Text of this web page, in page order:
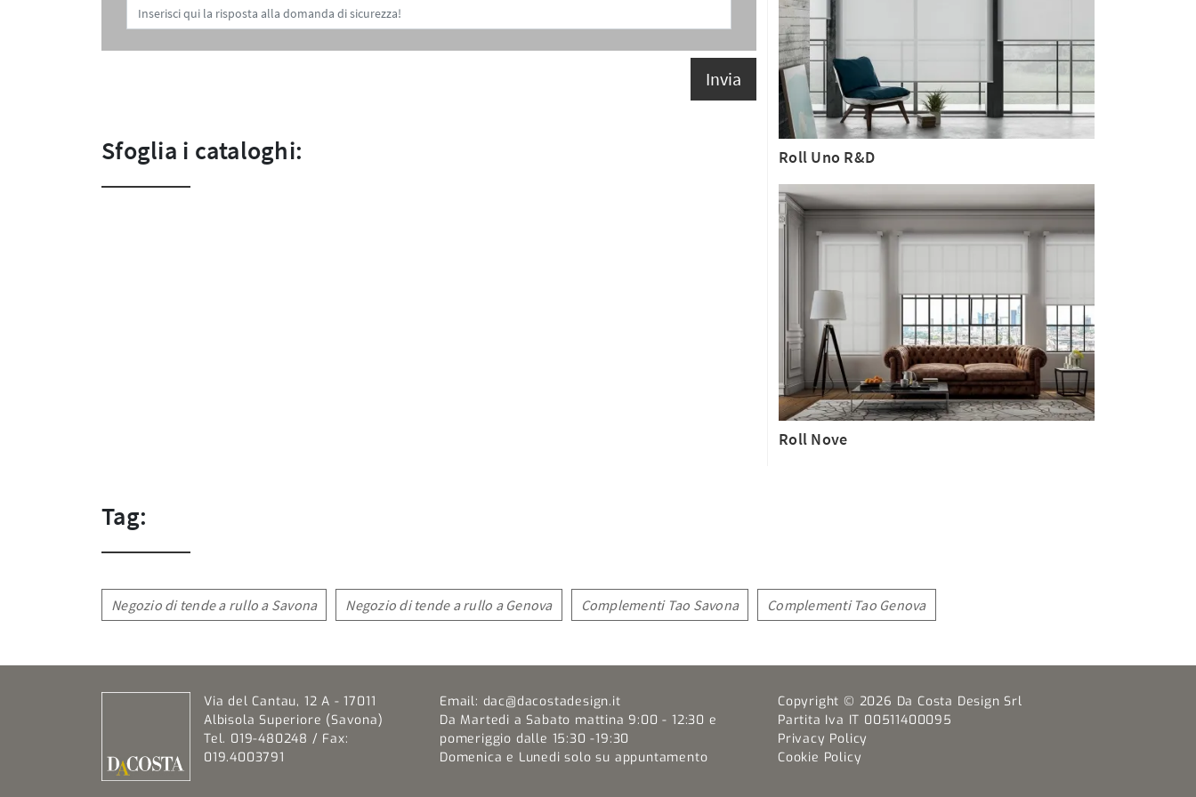
Invia
Sfoglia i cataloghi: Roll Uno R&D
Roll Nove
Tag:
Negozio di tende a rullo a Savona Negozio di tende a rullo a Genova Complementi Tao Savona Complementi Tao Genova
Via del Cantau, 12 A - 17011
Albisola Superiore (Savona)
Tel. 019-480248 / Fax:
019.4003791
Email: dac@dacostadesign.it
Da Martedi a Sabato mattina 9:00 - 12:30 e
pomeriggio dalle 15:30 -19:30
Domenica e Lunedi solo su appuntamento
Copyright © 2026 Da Costa Design Srl
Partita Iva IT 00511400095
Privacy Policy
Cookie Policy